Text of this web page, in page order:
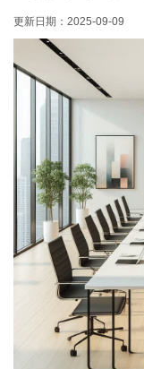
更新日期： 2025-09-09